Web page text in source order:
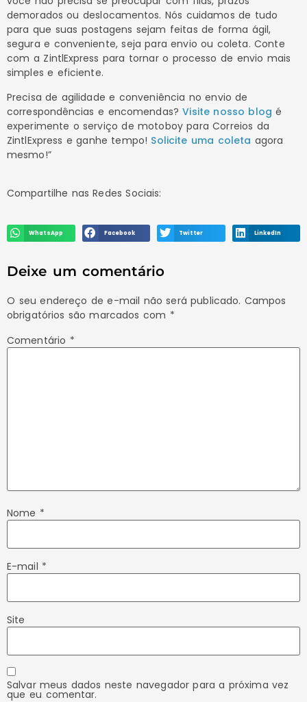
demorados ou deslocamentos. Nós cuidamos de tudo
para que suas postagens sejam feitas de forma ágil,
segura e conveniente, seja para envio ou coleta. Conte
com a ZintlExpress para tornar o processo de envio mais
simples e eficiente.
Precisa de agilidade e conveniência no envio de
correspondências e encomendas?Visite nosso blog é
experimente o serviço de motoboy para Correios da
ZintlExpress e ganhe tempo! Solicite uma coleta agora
mesmo!”
Compartilhe nas Redes Sociais:
WhatsApp Facebook Twitter LinkedIn
Deixe um comentário
O seu endereço de e-mail não será publicado. Campos
obrigatórios são marcados com *
Comentário *
Nome *
E-mail *
Site
Salvar meus dados neste navegador para a próxima vez
que eu comentar.